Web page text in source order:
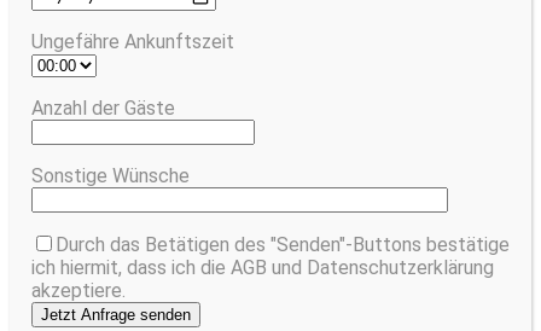
Ungefähre Ankunftszeit
Anzahl der Gäste
Sonstige Wünsche
Durch das Betätigen des "Senden"-Buttons bestätige
ich hiermit, dass ich die AGB und Datenschutzerklärung
akzeptiere.